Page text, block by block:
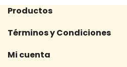
Productos
Términos y Condiciones
Mi cuenta